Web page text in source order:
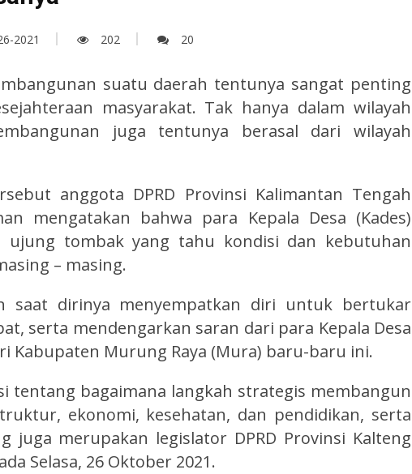
2021 202 20
suatu daerah tentunya sangat penting
masyarakat. Tak hanya dalam wilayah
juga tentunya berasal dari wilayah
anggota DPRD Provinsi Kalimantan Tengah
mengatakan bahwa para Kepala Desa (Kades)
ujung tombak yang tahu kondisi dan kebutuhan
– masing.
saat dirinya menyempatkan diri untuk bertukar
serta mendengarkan saran dari para Kepala Desa
Kabupaten Murung Raya (Mura) baru-baru ini.
tentang bagaimana langkah strategis membangun
ekonomi, kesehatan, dan pendidikan, serta
juga merupakan legislator DPRD Provinsi Kalteng
Selasa, 26 Oktober 2021.